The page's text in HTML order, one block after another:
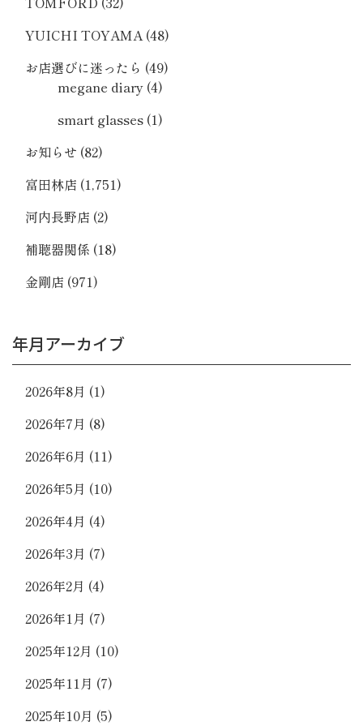
YUICHI TOYAMA (48)
お店選びに迷ったら (49)
megane diary (4)
smart glasses (1)
お知らせ (82)
富田林店 (1,751)
河内長野店 (2)
補聴器関係 (18)
金剛店 (971)
年月アーカイブ
2026年8月 (1)
2026年7月 (8)
2026年6月 (11)
2026年5月 (10)
2026年4月 (4)
2026年3月 (7)
2026年2月 (4)
2026年1月 (7)
2025年12月 (10)
2025年11月 (7)
2025年10月 (5)